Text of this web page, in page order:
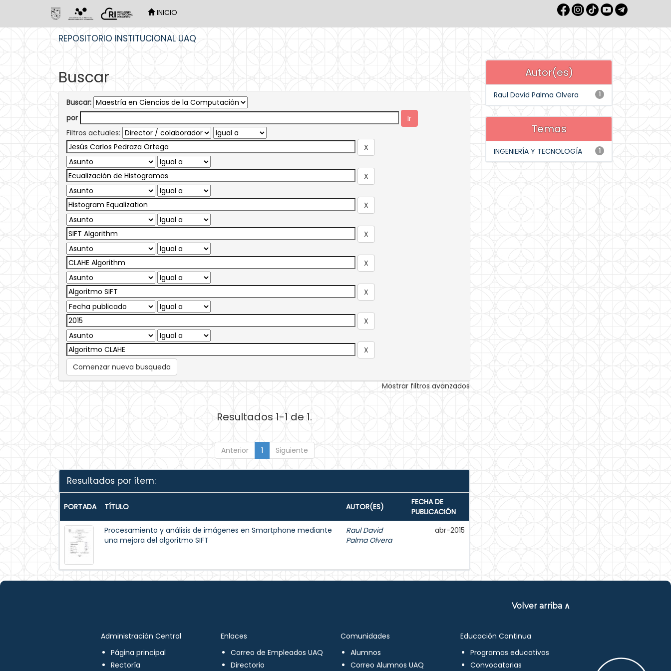
INICIO
REPOSITORIO INSTITUCIONAL UAQ
Buscar
Buscar:
por
Filtros actuales:
Comenzar nueva busqueda
Mostrar filtros avanzados
Resultados 1-1 de 1.
Anterior 1 Siguiente
Resultados por ítem:
PORTADA TÍTULO AUTOR(ES)
FECHA DE
PUBLICACIÓN
Procesamiento y análisis de imágenes en Smartphone mediante
una mejora del algoritmo SIFT
Raul David
Palma Olvera
abr-2015
Autor(es)
1
Raul David Palma Olvera
Temas
1
INGENIERÍA Y TECNOLOGÍA
Volver arriba ∧
Administración Central
Página principal
Rectoría
Enlaces
Correo de Empleados UAQ
Directorio
Comunidades
Alumnos
Correo Alumnos UAQ
Educación Continua
Programas educativos
Convocatorias